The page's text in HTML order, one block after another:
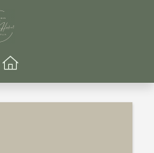
Gå tillbakaGå till startsidan